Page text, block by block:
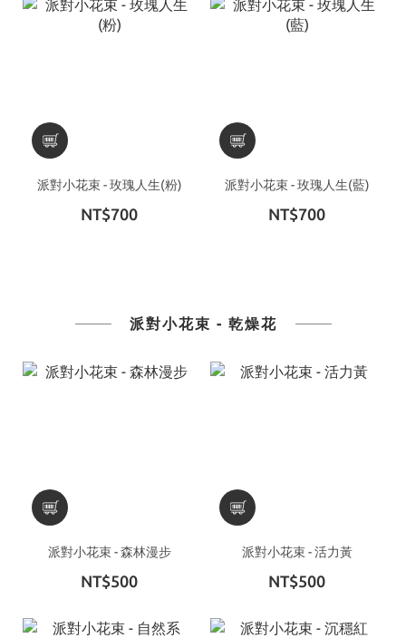
派對小花束 - 玫瑰人生(粉)
NT$700
派對小花束 - 玫瑰人生(藍)
NT$700
派對小花束 - 乾燥花
派對小花束 - 森林漫步
NT$500
派對小花束 - 活力黃
NT$500